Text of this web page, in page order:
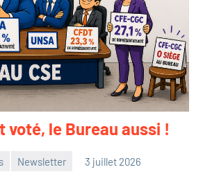
voté, le Bureau aussi !
Newsletter 3 juillet 2026